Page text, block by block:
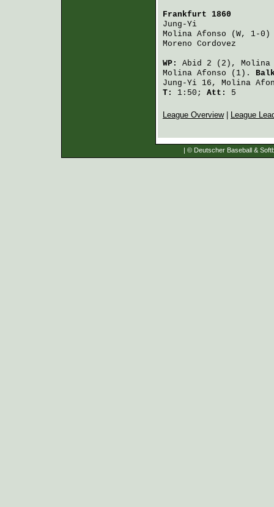
Frankfurt 1860
Jung-Yi
Molina Afonso (W, 1-
Moreno Cordovez
WP: Abid 2 (2), Molina
Molina Afonso (1).
Jung-Yi 16, Molina
T:
1:50; Att: 5
League Overview| League
| © Deutscher Baseball &